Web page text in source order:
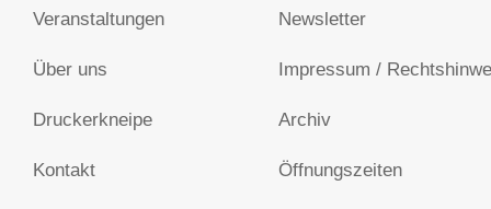
Veranstaltungen
Über uns
Druckerkneipe
Kontakt
Newsletter
Impressum /
Archiv
Öffnungszeiten